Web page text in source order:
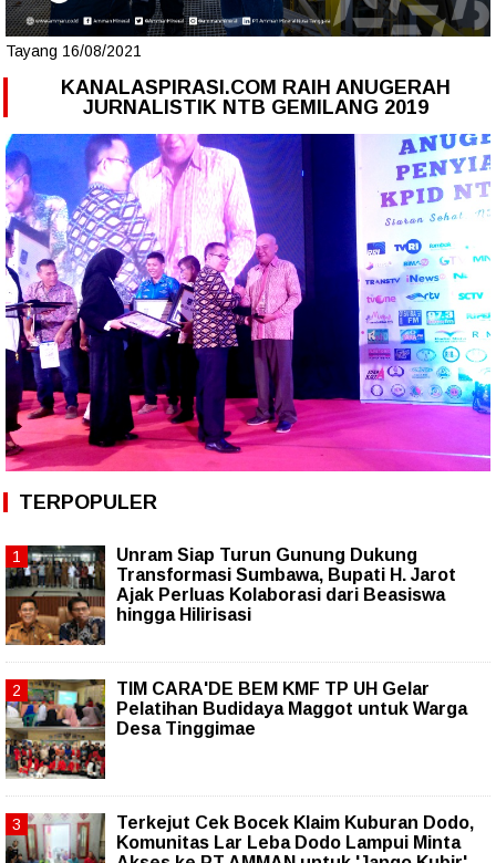
Tayang 16/08/2021
KANALASPIRASI.COM RAIH ANUGERAH
JURNALISTIK NTB GEMILANG 2019
TERPOPULER
Unram Siap Turun Gunung Dukung
Transformasi Sumbawa, Bupati H. Jarot
Ajak Perluas Kolaborasi dari Beasiswa
hingga Hilirisasi
TIM CARA'DE BEM KMF TP UH Gelar
Pelatihan Budidaya Maggot untuk Warga
Desa Tinggimae
Terkejut Cek Bocek Klaim Kuburan Dodo,
Komunitas Lar Leba Dodo Lampui Minta